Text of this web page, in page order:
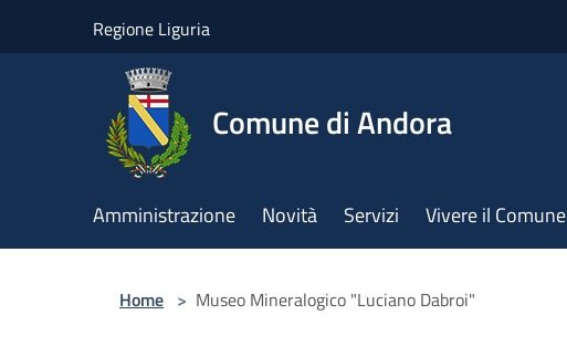
Regione Liguria
Comune di Andora
Amministrazione Novità Servizi Vivere il Comune
Home > Museo Mineralogico "Luciano Dabroi"